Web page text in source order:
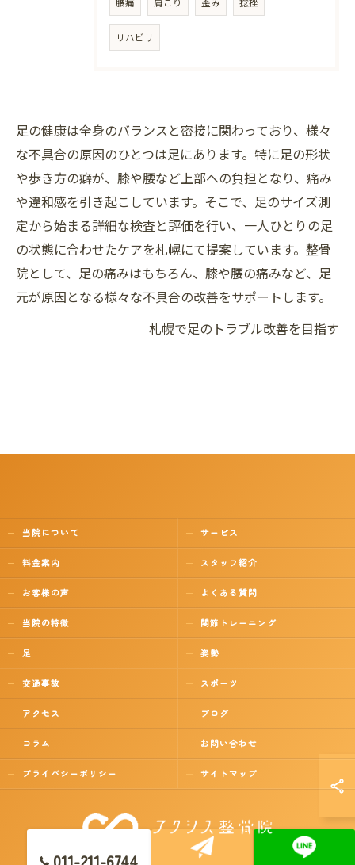
リハビリ
足の健康は全身のバランスと密接に関わっており、様々
な不具合の原因のひとつは足にあります。特に足の形状
や歩き方の癖が、膝や腰など上部への負担となり、痛み
や違和感を引き起こしています。そこで、足のサイズ測
定から始まる詳細な検査と評価を行い、一人ひとりの足
の状態に合わせたケアを札幌にて提案しています。整骨
院として、足の痛みはもちろん、膝や腰の痛みなど、足
元が原因となる様々な不具合の改善をサポートします。
札幌で足のトラブル改善を目指す
当院について サービス
料金案内 スタッフ紹介
お客様の声 よくある質問
当院の特徴 関節トレーニング
足 姿勢
交通事故 スポーツ
アクセス ブログ
コラム お問い合わせ
プライバシーポリシー サイトマップ